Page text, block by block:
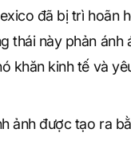
đã bị trì hoãn
thái này phản ánh
khăn kinh tế và
ảnh được tạo ra